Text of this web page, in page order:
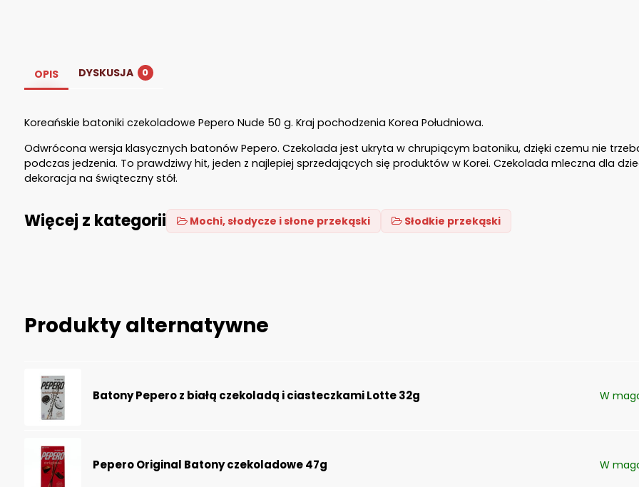
OPIS DYSKUSJA 0
Koreańskie batoniki czekoladowe Pepero Nude 50 g. Kraj pochodzenia Korea Południowa.
Odwrócona wersja klasycznych batonów Pepero. Czekolada jest ukryta w chrupiącym batoniku, dzięki czemu nie
podczas jedzenia. To prawdziwy hit, jeden z najlepiej sprzedających się produktów w Korei. Czekolada mleczna dla
dekoracja na świąteczny stół.
Więcej z kategorii Mochi, słodycze i słone przekąski Słodkie przekąski
Produkty alternatywne
Batony Pepero z białą czekoladą i ciasteczkami Lotte 32g W
Pepero Original Batony czekoladowe 47g W